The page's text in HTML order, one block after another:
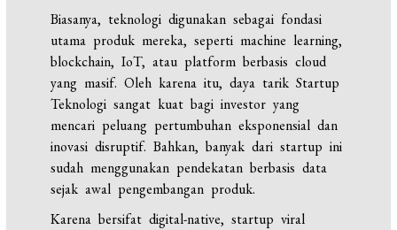
Biasanya, teknologi digunakan sebagai fondasi
utama produk mereka, seperti machine learning,
blockchain, IoT, atau platform berbasis cloud
yang masif. Oleh karena itu, daya tarik Startup
Teknologi sangat kuat bagi investor yang
mencari peluang pertumbuhan eksponensial dan
inovasi disruptif. Bahkan, banyak dari startup ini
sudah menggunakan pendekatan berbasis data
sejak awal pengembangan produk.
Karena bersifat digital-native, startup viral